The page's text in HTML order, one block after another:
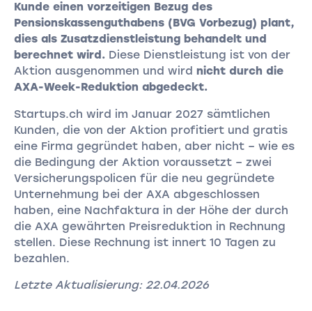
Kunde einen vorzeitigen Bezug des
Pensionskassenguthabens (BVG Vorbezug) plant,
dies als Zusatzdienstleistung behandelt und
berechnet wird.Diese Dienstleistung ist von der
Aktion ausgenommen und wird nicht durch die
AXA-Week-Reduktion abgedeckt.
Startups.ch wird im Januar 2027 sämtlichen
Kunden, die von der Aktion profitiert und gratis
eine Firma gegründet haben, aber nicht – wie es
die Bedingung der Aktion voraussetzt – zwei
Versicherungspolicen für die neu gegründete
Unternehmung bei der AXA abgeschlossen
haben, eine Nachfaktura in der Höhe der durch
die AXA gewährten Preisreduktion in Rechnung
stellen. Diese Rechnung ist innert 10 Tagen zu
bezahlen.
Letzte Aktualisierung: 22.04.2026